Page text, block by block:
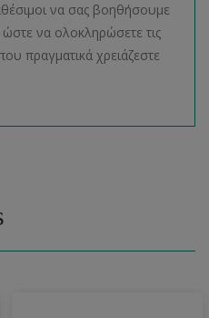
να σας βοηθήσουμε
να ολοκληρώσετε τις
πραγματικά χρειάζεστε